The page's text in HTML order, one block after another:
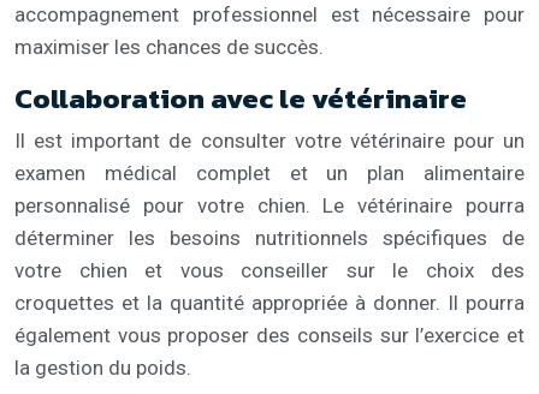
accompagnement professionnel est nécessaire pour
maximiser les chances de succès.
Collaboration avec le vétérinaire
Il est important de consulter votre vétérinaire pour un
examen médical complet et un plan alimentaire
personnalisé pour votre chien. Le vétérinaire pourra
déterminer les besoins nutritionnels spécifiques de
votre chien et vous conseiller sur le choix des
croquettes et la quantité appropriée à donner. Il pourra
également vous proposer des conseils sur l’exercice et
la gestion du poids.